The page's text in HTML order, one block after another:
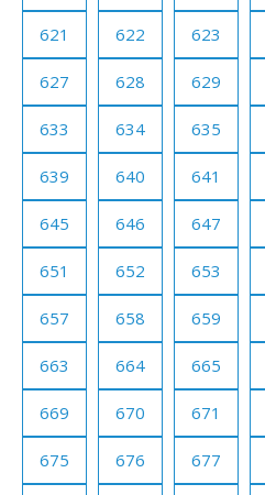
621 622 623
627 628 629
633 634 635
639 640 641
645 646 647
651 652 653
657 658 659
663 664 665
669 670 671
675 676 677